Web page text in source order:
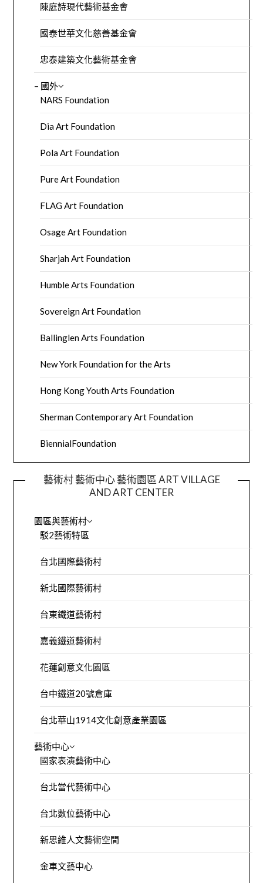
陳庭詩現代藝術基金會
國泰世華文化慈善基金會
忠泰建築文化藝術基金會
– 國外
NARS Foundation
Dia Art Foundation
Pola Art Foundation
Pure Art Foundation
FLAG Art Foundation
Osage Art Foundation
Sharjah Art Foundation
Humble Arts Foundation
Sovereign Art Foundation
Ballinglen Arts Foundation
New York Foundation for the Arts
Hong Kong Youth Arts Foundation
Sherman Contemporary Art Foundation
BiennialFoundation
藝術村 藝術中心 藝術園區 ART VILLAGE
AND ART CENTER
園區與藝術村
駁2藝術特區
台北國際藝術村
新北國際藝術村
台東鐵道藝術村
嘉義鐵道藝術村
花蓮創意文化園區
台中鐵道20號倉庫
台北華山1914文化創意產業園區
藝術中心
國家表演藝術中心
台北當代藝術中心
台北數位藝術中心
新思維人文藝術空間
金車文藝中心